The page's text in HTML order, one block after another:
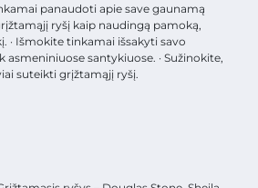
panaudoti apie save gaunamą
ryšį kaip naudingą pamoką,
· Išmokite tinkamai išsakyti savo
santykiuose. · Sužinokite,
suteikti grįžtamąjį ryšį.